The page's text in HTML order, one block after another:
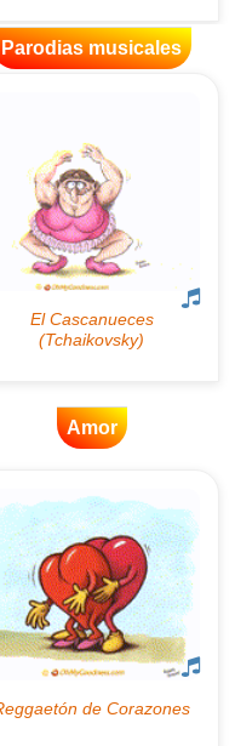
Parodias musicales
Amor